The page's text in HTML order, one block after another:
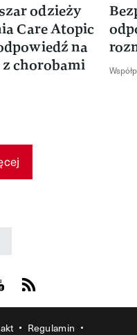
odzieży
Care Atopic
na
chorobami
us on Youtube
Visit us on Rss
Regulamin